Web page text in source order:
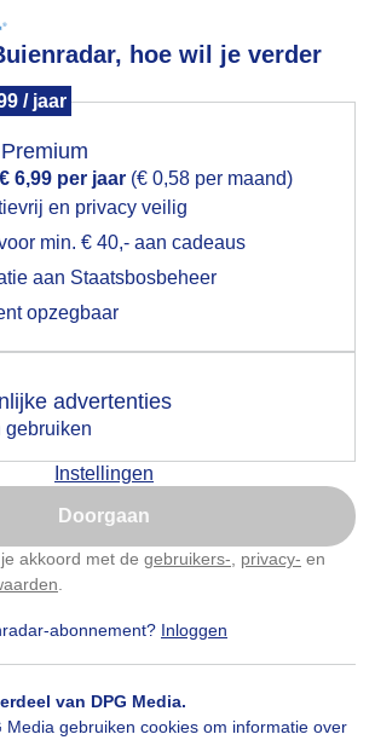
hoe wil je verder
/ jaar
€ 6,99 per jaar (€ 0,58 per maand)
en privacy veilig
min. € 40,- aan cadeaus
aan Staatsbosbeheer
opzegbaar
advertenties
gebruiken
Instellingen
Doorgaan
akkoord met de gebruikers- privacy- en
abonnement? Inloggen
van DPG Media.
Media gebruiken cookies om informatie over
je locatie gebruiken voor het
geen akkoord op hebt gegeven,
een pop-up uit je browser waarin
goed, toon de popup
niet, misschien later
hierom dit aan te passen